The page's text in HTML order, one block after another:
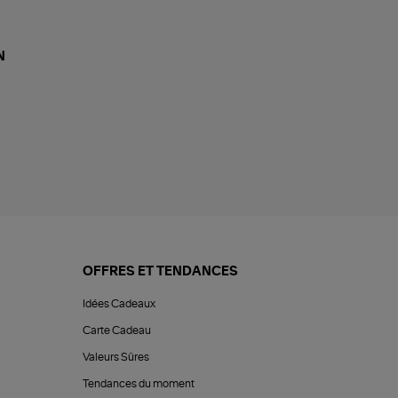
OFFRES ET TENDANCES
Idées Cadeaux
Carte Cadeau
Valeurs Sûres
Tendances du moment